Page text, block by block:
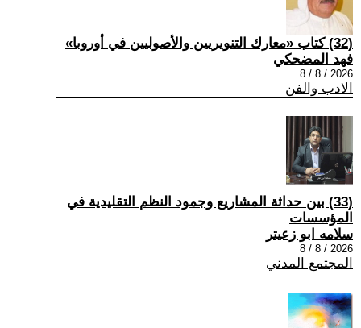
(32) كتاب «معارك التنويريين والأصوليين في أوروبا»
فهد المضحكي
2026 / 8 / 8
الادب والفن
(33) بين حداثة المشاريع وجمود النظم التقليدية في
المؤسسات
سلامه ابو زعيتر
2026 / 8 / 8
المجتمع المدني